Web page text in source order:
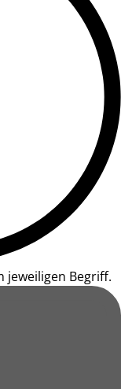
jeweiligen Begriff.